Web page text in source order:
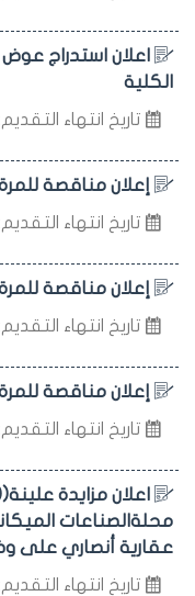
اعلان استدراج
الكلية
تاريخ انتهاء التقديم: 14/11/2021
إعلان مناقصة
تاريخ انتهاء التقديم: 01/11/2021
إعلان مناقصة
تاريخ انتهاء التقديم: 11/10/2021
إعلان مناقصة
تاريخ انتهاء التقديم: 02/10/2021
اعلان مزايدة
محلةالصناعات
عقارية أنصاري على
تاريخ انتهاء التقديم: 29/09/2021